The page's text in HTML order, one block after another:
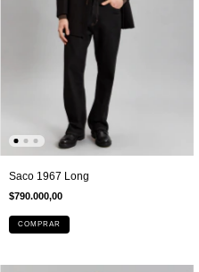
Saco 1967 Long
$790.000,00
COMPRAR